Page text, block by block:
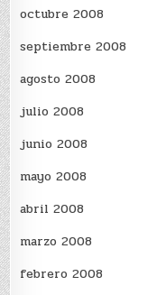
octubre 2008
septiembre 2008
agosto 2008
julio 2008
junio 2008
mayo 2008
abril 2008
marzo 2008
febrero 2008